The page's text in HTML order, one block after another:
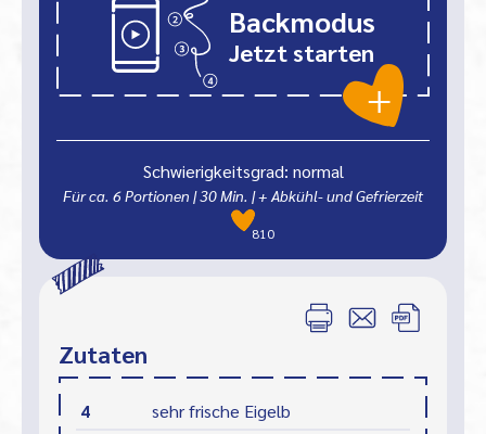
Backmodus
Jetzt starten
Schwierigkeitsgrad: normal
Für ca. 6 Portionen |30 Min. | + Abkühl- und Gefrierzeit
810
Zutaten
4
sehr frische Eigelb